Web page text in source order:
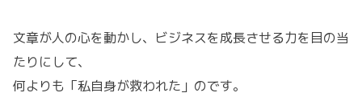
文章が人の心を動かし、ビジネスを成長させる力を目の当
たりにして、
何よりも「私自身が救われた」のです。